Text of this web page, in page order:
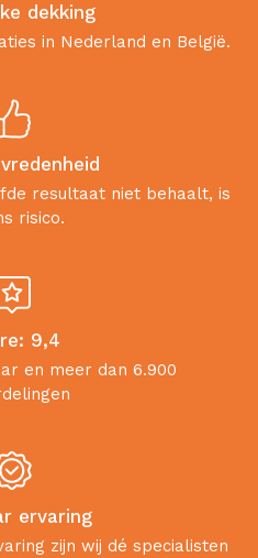
dekking
in Nederland en België.
resultaat niet behaalt, is
risico.
9,4
en meer dan 6.900
ervaring
zijn wij dé specialisten